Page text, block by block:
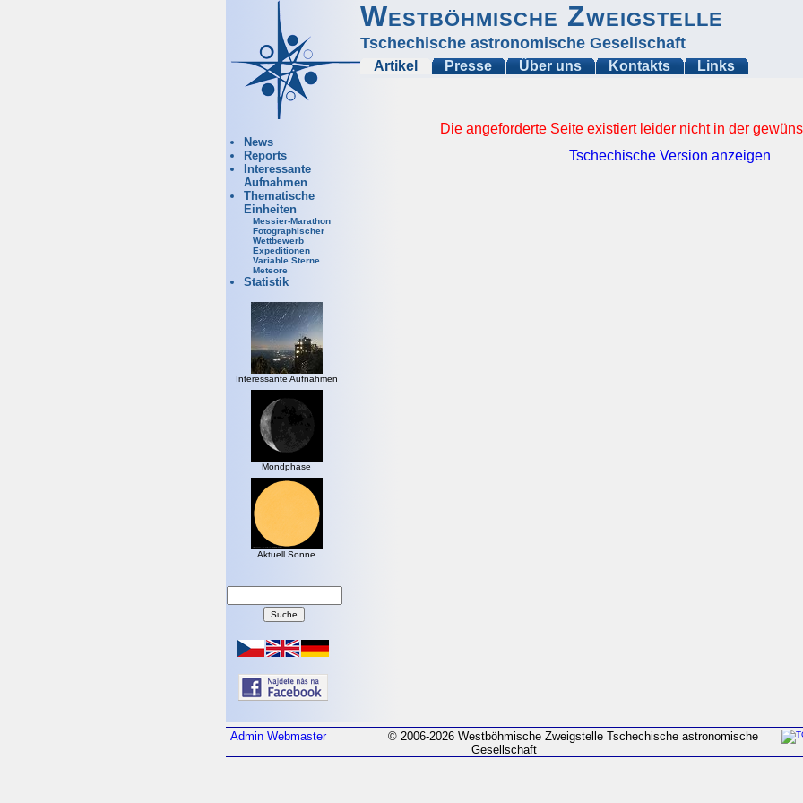
Westböhmische Zweigstelle
Tschechische astronomische Gesellschaft
Artikel Presse Über uns Kontakts Links
News
Reports
Interessante
Aufnahmen
Thematische
Einheiten
Messier-Marathon
Fotographischer
Wettbewerb
Expeditionen
Variable Sterne
Meteore
Statistik
Interessante Aufnahmen
Mondphase
Aktuell Sonne
Die angeforderte Seite existiert leider nicht in der
Tschechische Version anzeigen
Admin Webmaster
© 2006-2026 Westböhmische Zweigstelle Tschechische astronomische
Gesellschaft